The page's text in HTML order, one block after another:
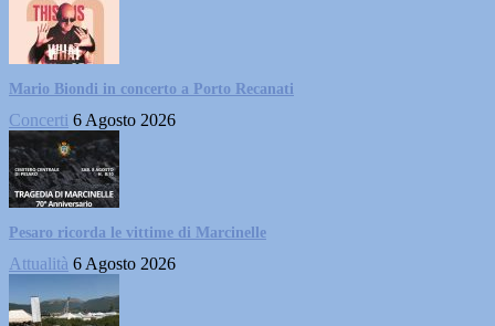
Mario Biondi in concerto a Porto Recanati
Concerti 6 Agosto 2026
Pesaro ricorda le vittime di Marcinelle
Attualità 6 Agosto 2026